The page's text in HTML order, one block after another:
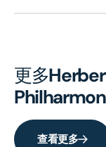
更多
查看更多